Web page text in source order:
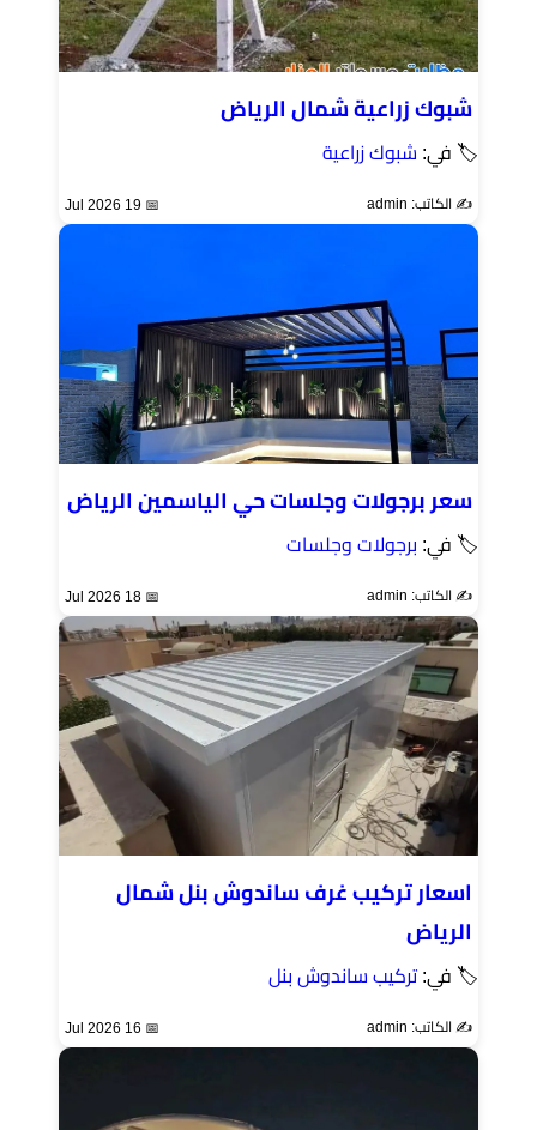
شبوك زراعية شمال الرياض
🏷 في: شبوك زراعية
✍️ الكاتب: admin 📅 19 Jul 2026
سعر برجولات وجلسات حي الياسمين الرياض
🏷 في: برجولات وجلسات
✍️ الكاتب: admin 📅 18 Jul 2026
اسعار تركيب غرف ساندوش بنل شمال
الرياض
🏷 في:تركيب ساندوش بنل
✍️ الكاتب: admin 📅 16 Jul 2026